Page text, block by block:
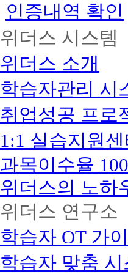
인증내역 확인
위더스 시스템
위더스 소개
학습자관리 시
취업성공 프로
1:1 실습지원센
과목이수율
위더스의 노하
위더스 연구소
학습자 OT 가
학습자 맞춤 시